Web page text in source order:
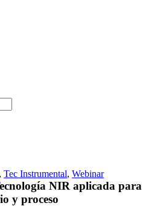
, Tec Instrumental, Webinar
NIR aplicada para
y proceso